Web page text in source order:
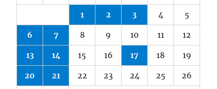
1 2 3 4 5
6 7 8 9 10 11 12
13 14 15 16 17 18 19
20 21 22 23 24 25 26